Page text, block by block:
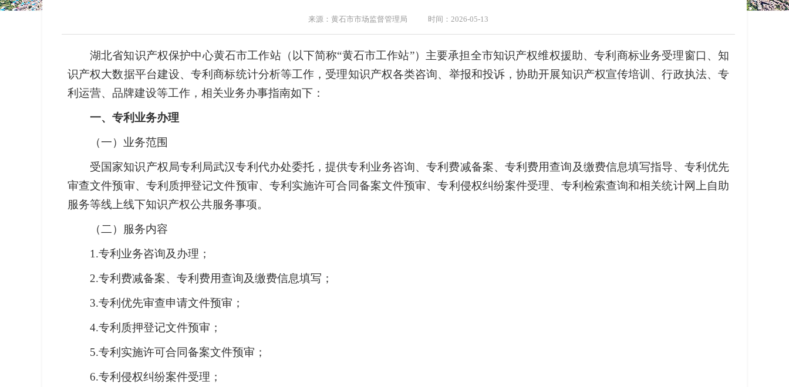
来源：黄石市市场监督管理局 时间：2026-05-13
湖北省知识产权保护中心黄石市工作站（以下简称“黄石市工作站”）主要承担全市知识产权维权援助、专利商标业务受理窗口、知
识产权大数据平台建设、专利商标统计分析等工作，受理知识产权各类咨询、举报和投诉，协助开展知识产权宣传培训、行政执法、专
利运营、品牌建设等工作，相关业务办事指南如下：
一、专利业务办理
（一）业务范围
受国家知识产权局专利局武汉专利代办处委托，提供专利业务咨询、专利费减备案、专利费用查询及缴费信息填写指导、专利优先
审查文件预审、专利质押登记文件预审、专利实施许可合同备案文件预审、专利侵权纠纷案件受理、专利检索查询和相关统计网上自助
服务等线上线下知识产权公共服务事项。
（二）服务内容
1.专利业务咨询及办理；
2.专利费减备案、专利费用查询及缴费信息填写；
3.专利优先审查申请文件预审；
4.专利质押登记文件预审；
5.专利实施许可合同备案文件预审；
6.专利侵权纠纷案件受理；